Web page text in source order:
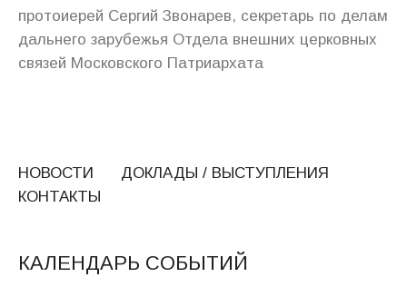
протоиерей Сергий Звонарев, секретарь по делам
дальнего зарубежья Отдела внешних церковных
связей Московского Патриархата
НОВОСТИ
ДОКЛАДЫ / ВЫСТУПЛЕНИЯ
КОНТАКТЫ
КАЛЕНДАРЬ СОБЫТИЙ